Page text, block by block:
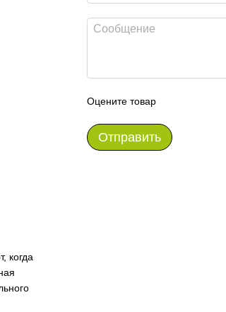
когда
Оцените товар
Отправить